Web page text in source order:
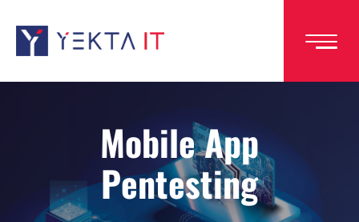
Mobile App
Pentesting